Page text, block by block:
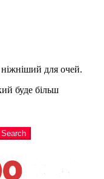
для очей.
буде більш
Search